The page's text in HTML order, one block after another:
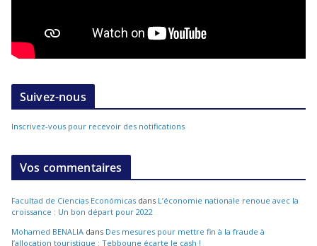
Suivez-nous
Inscrivez-vous pour recevoir des notifications
Vos commentaires
Facultad de Ciencias Económicas dans L’économie nationale renoue avec la
croissance : Un bon départ pour 2022
Mohamed BENALIA dans Des mesures pour mettre fin à la fraude à
l’allocation touristique : Tebboune écarte le cash !